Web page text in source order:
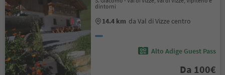
dintorni
14.4 km da Val di Vizze centro
Alto Adige Guest Pass
Da 100€